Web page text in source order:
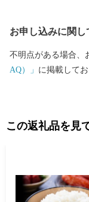
時間を頂戴するもの
のご寄附に対しては
ンストップ特例申請書送付先
お申し込みに関し
不明点がある場合、
AQ）」 に掲載して
この返礼品を見